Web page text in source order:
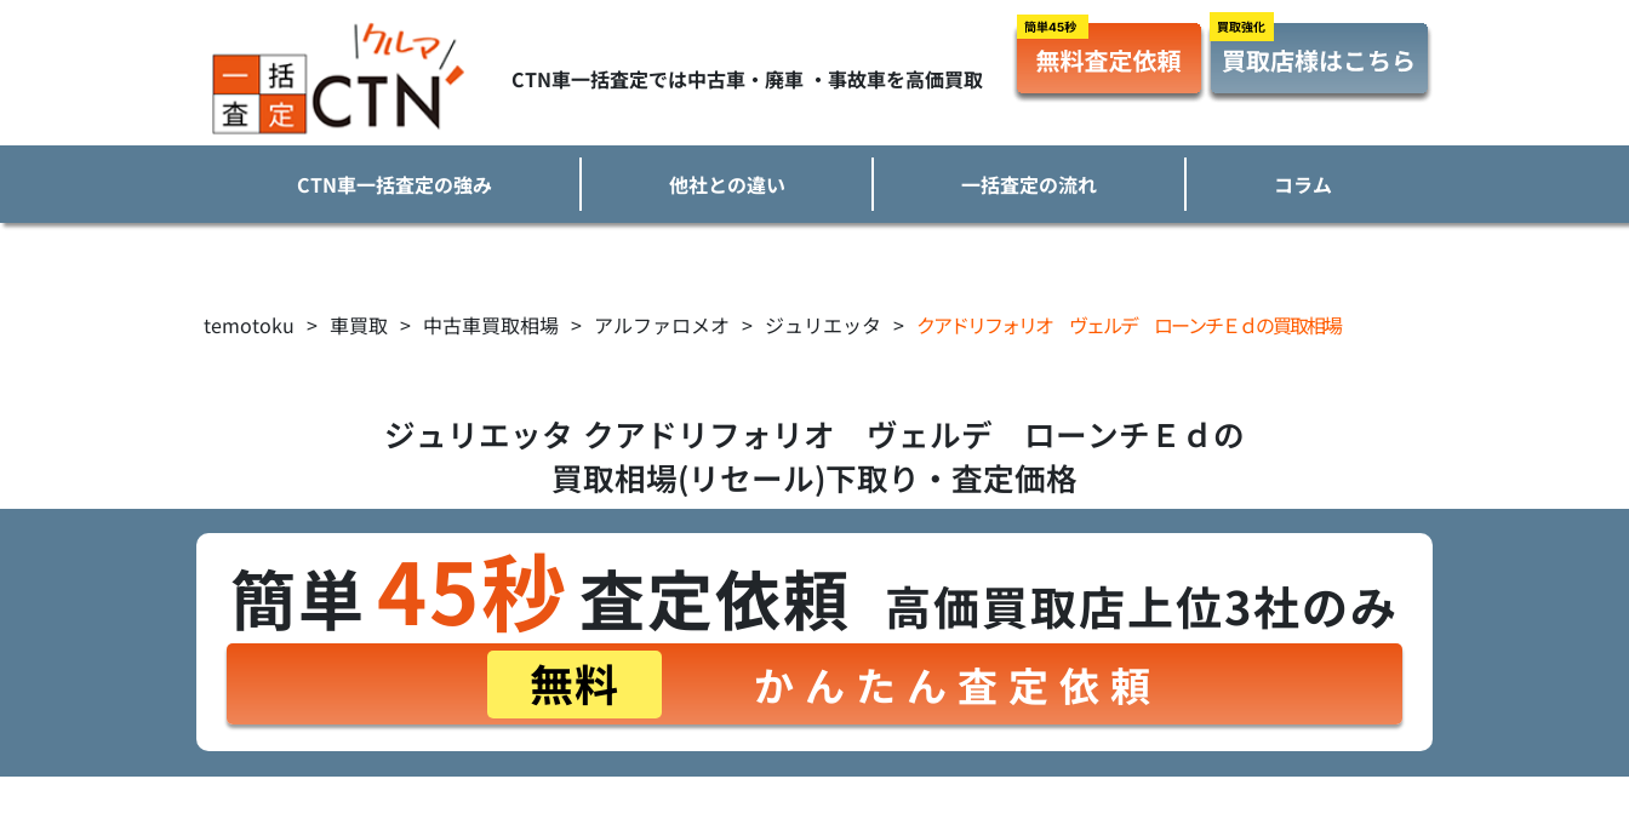
CTN車一括査定では中古車・廃車 ・事故車を高価買取
CTN車一括査定の強み 他社との違い 一括査定の流れ コラム
temotoku > 車買取 > 中古車買取相場 > アルファロメオ > ジュリエッタ > クアドリフォリオ ヴェルデ ローンチＥｄの買取相場
ジュリエッタ クアドリフォリオ ヴェルデ ローンチＥｄの
買取相場(リセール)下取り・査定価格
簡単45秒査定依頼 高価買取店上位3社のみ
無料 かんたん査定依頼